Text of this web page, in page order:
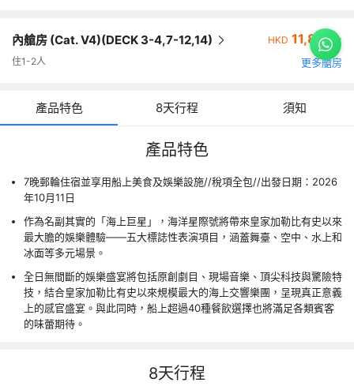
內艙房 (Cat. V4)(DECK 3-4,7-12,14)
住1-2人
HKD 11,899+
更多艙房
產品特色 8天行程 須知
產品特色
7晚郵輪住宿並享用船上美食及娛樂設施//稅項全包//出發日期：2026
年10月11日
作為名副其實的「海上巨星」，海洋星際號將帶來皇家加勒比有史以來
最大膽的娛樂體驗——五大標誌性表演項目，涵蓋舞臺、空中、水上和
冰面等多元場景。
全日無間斷的娛樂盛宴將包括原創劇目、現場音樂、頂尖科技與驚險特
技，結合皇家加勒比有史以來規模最大的海上交響樂團，呈現真正意義
上的感官盛宴。與此同時，船上超過40種餐飲選擇也將滿足各類賓客
的味蕾期待。
8天行程